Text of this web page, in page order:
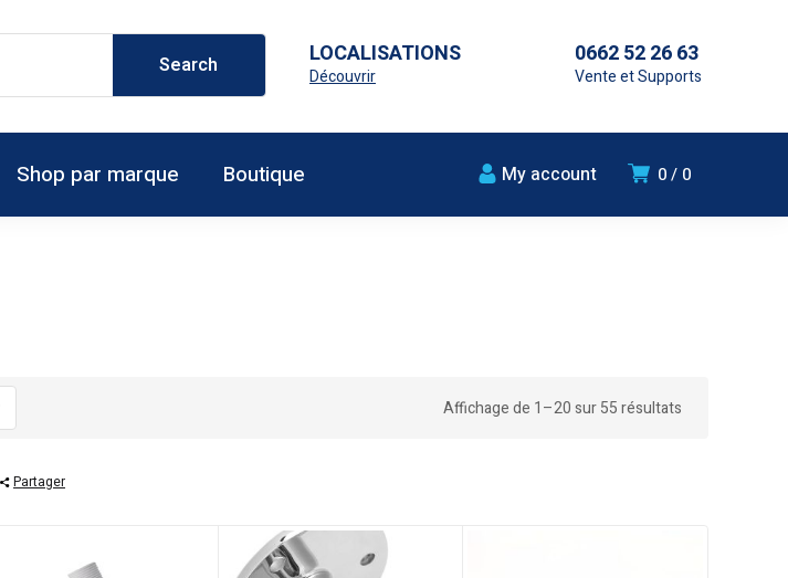
LOCALISATIONS
Découvrir
0662 52 26 63
Vente et Supports
0 0
My account
Shop par marque Boutique
Affichage de 1–20 sur 55 résultats
Partager